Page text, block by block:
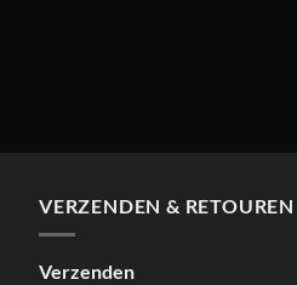
VERZENDEN & RETOUREN
Verzenden